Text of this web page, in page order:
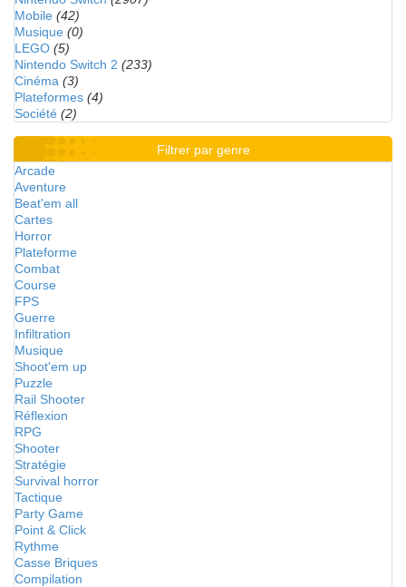
Mobile (42)
Musique (0)
LEGO (5)
Nintendo Switch 2 (233)
Cinéma (3)
Plateformes (4)
Société (2)
Filtrer par genre
Arcade
Aventure
Beat'em all
Cartes
Horror
Plateforme
Combat
Course
FPS
Guerre
Infiltration
Musique
Shoot'em up
Puzzle
Rail Shooter
Réflexion
RPG
Shooter
Stratégie
Survival horror
Tactique
Party Game
Point & Click
Rythme
Casse Briques
Compilation